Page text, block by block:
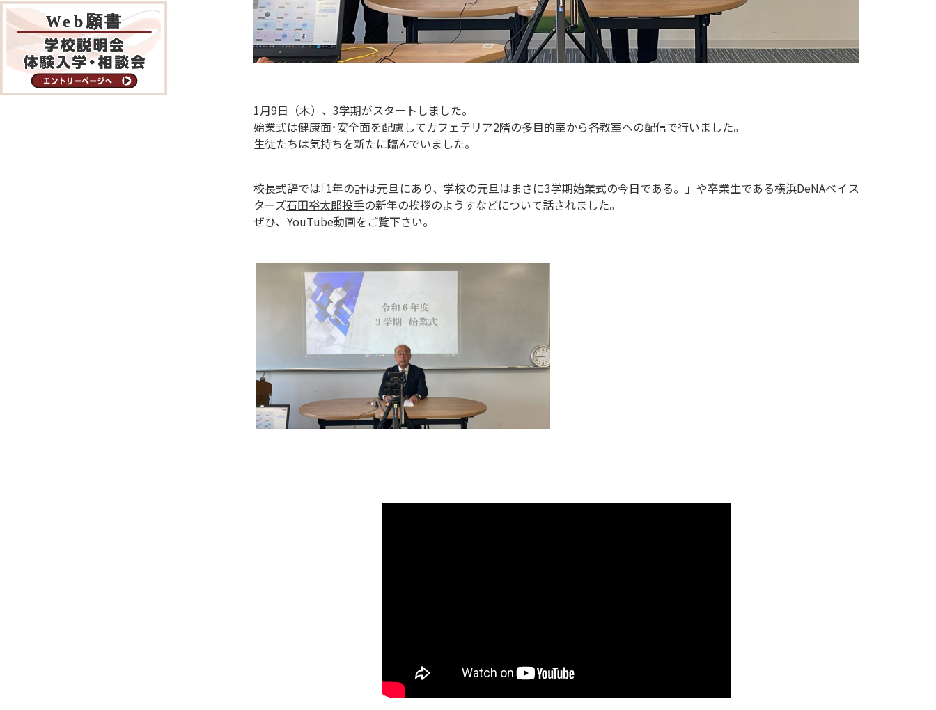
1月9日（木）、3学期がスタートしました。
始業式は健康面･安全面を配慮してカフェテリア2階の多目的室から各教室への配信で行いました。
生徒たちは気持ちを新たに臨んでいました。
校長式辞では｢1年の計は元旦にあり、学校の元旦はまさに3学期始業式の今日である。」や卒業生である横浜DeNAベイス
ターズ石田裕太郎投手の新年の挨拶のようすなどについて話されました。
ぜひ、YouTube動画をご覧下さい。